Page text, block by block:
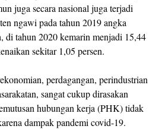
juga secara nasional juga terjadi
ngawi pada tahun 2019 angka
di tahun 2020 kemarin menjadi 15,44
sekitar 1,05 persen.
perdagangan, perindustrian
sangat cukup dirasakan
hubungan kerja (PHK) tidak
dampak pandemi covid-19.